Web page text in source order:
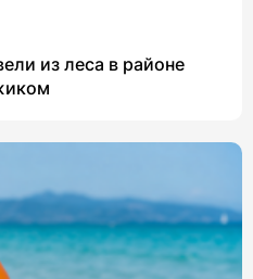
из леса в районе